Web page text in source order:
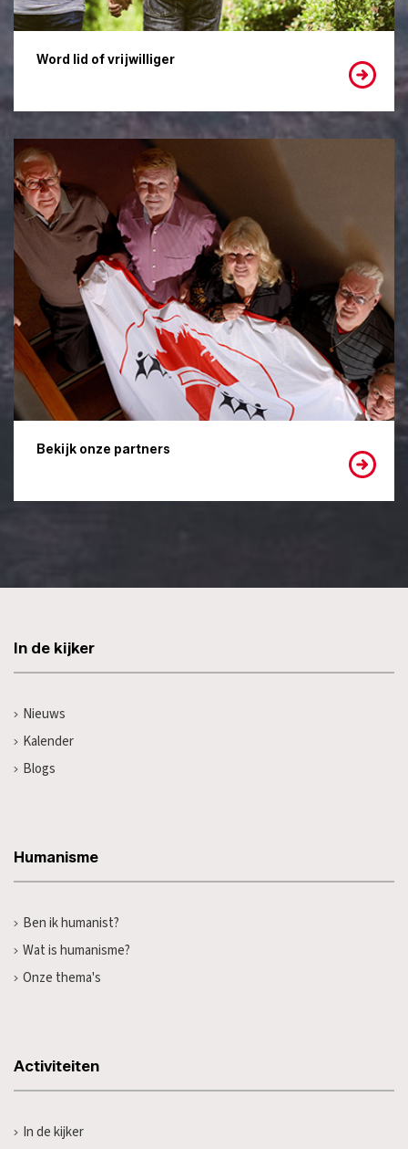
Word lid of vrijwilliger
Bekijk onze partners
In de kijker
Nieuws
Kalender
Blogs
Humanisme
Ben ik humanist?
Wat is humanisme?
Onze thema's
Activiteiten
In de kijker